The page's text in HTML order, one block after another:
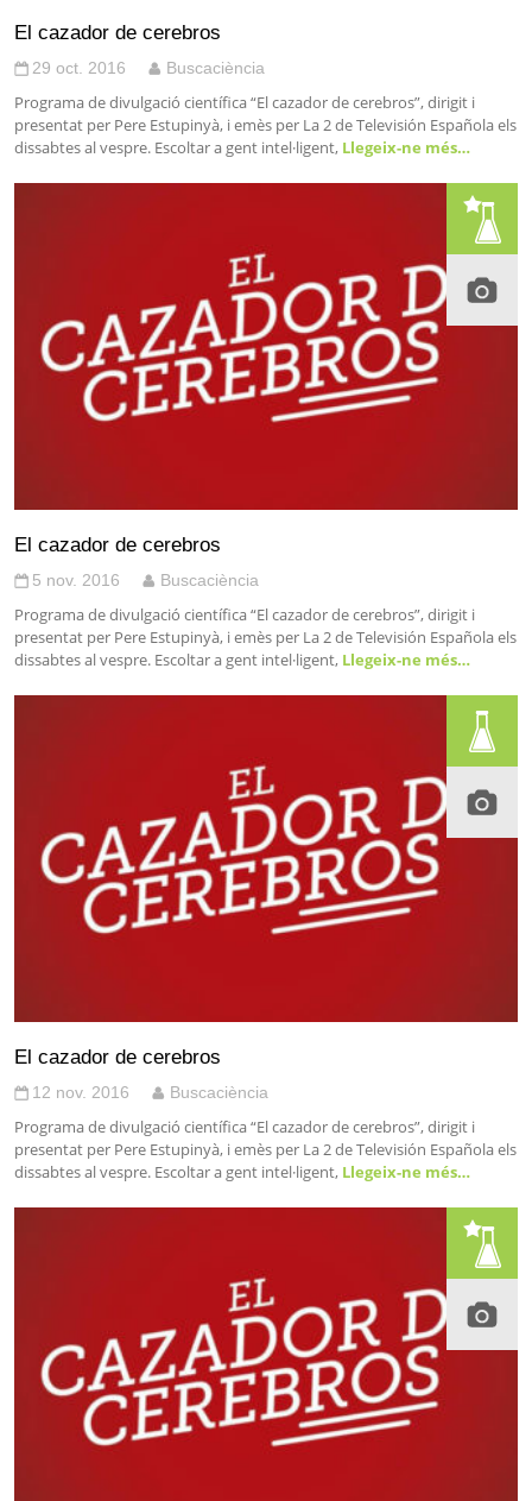
El cazador de cerebros
29 oct. 2016 Buscaciència
Programa de divulgació científica “El cazador de cerebros”, dirigit i
presentat per Pere Estupinyà, i emès per La 2 de Televisión Española els
dissabtes al vespre. Escoltar a gent intel·ligent, Llegeix-ne més…
El cazador de cerebros
5 nov. 2016 Buscaciència
Programa de divulgació científica “El cazador de cerebros”, dirigit i
presentat per Pere Estupinyà, i emès per La 2 de Televisión Española els
dissabtes al vespre. Escoltar a gent intel·ligent, Llegeix-ne més…
El cazador de cerebros
12 nov. 2016 Buscaciència
Programa de divulgació científica “El cazador de cerebros”, dirigit i
presentat per Pere Estupinyà, i emès per La 2 de Televisión Española els
dissabtes al vespre. Escoltar a gent intel·ligent, Llegeix-ne més…